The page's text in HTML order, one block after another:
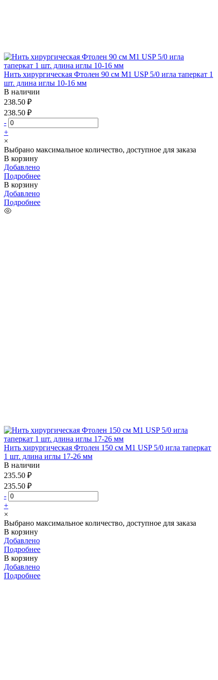
Нить хирургическая Фтолен 90 см М1 USP 5/0 игла таперкат 1
шт. длина иглы 10-16 мм
В наличии
238.50 ₽
238.50 ₽
-
+
×
Выбрано максимальное количество, доступное для заказа
В корзину
Добавлено
Подробнее
В корзину
Добавлено
Подробнее
Нить хирургическая Фтолен 150 см М1 USP 5/0 игла таперкат
1 шт. длина иглы 17-26 мм
В наличии
235.50 ₽
235.50 ₽
-
+
×
Выбрано максимальное количество, доступное для заказа
В корзину
Добавлено
Подробнее
В корзину
Добавлено
Подробнее